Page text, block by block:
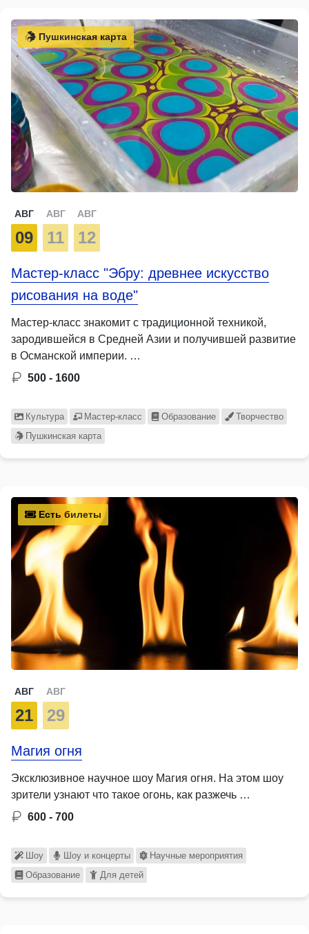
Пушкинская карта
АВГ
09
АВГ
11
АВГ
12
Мастер-класс "Эбру: древнее искусство
рисования на воде"
Мастер-класс знакомит с традиционной техникой,
зародившейся в Средней Азии и получившей развитие
в Османской империи. …
500 - 1600
Культура Мастер-класс Образование
Творчество
Пушкинская карта
Есть билеты
АВГ
21
АВГ
29
Магия огня
Эксклюзивное научное шоу Магия огня. На этом шоу
зрители узнают что такое огонь, как разжечь …
600 - 700
Шоу Шоу и концерты
Научные мероприятия
Образование
Для детей